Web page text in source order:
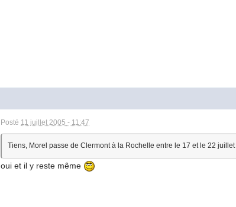
Posté 11 juillet 2005 - 11:47
Tiens, Morel passe de Clermont à la Rochelle entre le 17 et le 22 juillet
oui et il y reste même